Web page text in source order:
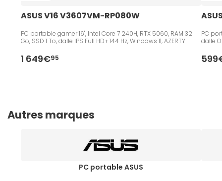
ASUS V16 V3607VM-RP080W
PC portable gamer 16", Intel Core 7 240H, RTX 5060, RAM 32
Go, SSD 1 To, dalle IPS Full HD+ 144 Hz, Windows 11, AZERTY
1 649€95
PC
dalle
Autres marques
PC portable ASUS